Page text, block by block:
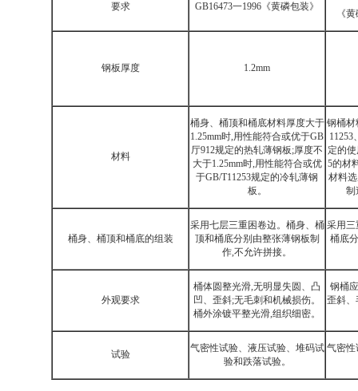
要求 GB16473一1996《黄磷包装》
《
钢板厚度 1.2mm
材料
桶身、桶顶和桶底材料厚度大于
1.25mm时,用性能符合或优于GB
厅912规定的热轧薄钢板;厚度不
大于1.25mm时,用性能符合或优
于GB/T11253规定的冷轧薄钢
板。
钢桶材
11253
定的
5的材
材料
制
桶身、桶顶和桶底的组装
采用七层三重困卷边。桶身、桶
顶和桶底分别由整张薄钢板制
作,不允许拼接。
采用三
桶底
外观要求
桶体圆整光滑,无明显失圆、凸
凹、歪斜;无毛刺和机械损伤。
桶外涂镀平整光滑,组织细密。
钢桶
歪斜、
试验
气密性试验、液压试验、堆码试
验和跌落试验。
气密性